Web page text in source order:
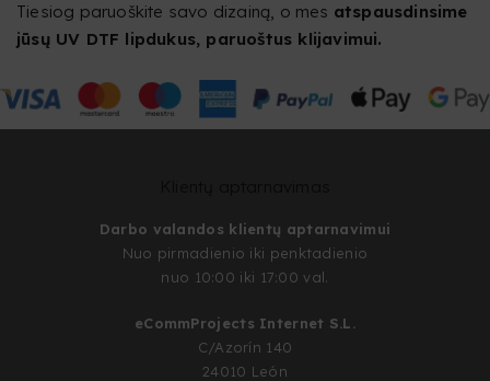
Tiesiog paruoškite savo dizainą, o mes atspausdinsime
jūsų UV DTF lipdukus, paruoštus klijavimui.
Darbo valandos klientų aptarnavimui
Nuo pirmadienio iki penktadienio
nuo 10:00 iki 17:00 val.
eCommProjects Internet S.L.
C/Azorín 140
24010 León